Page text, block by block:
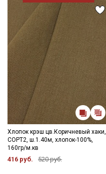
Хлопок крэш цв.Коричневый хаки,
СОРТ2, ш.1.40м, хлопок-100%,
160гр/м.кв
416 руб. 520 руб.